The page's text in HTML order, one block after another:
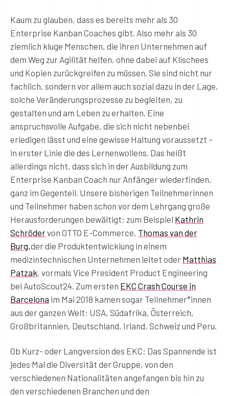
Kaum zu glauben, dass es bereits mehr als 30
Enterprise Kanban Coaches gibt. Also mehr als 30
ziemlich kluge Menschen, die ihren Unternehmen auf
dem Weg zur Agilität helfen, ohne dabei auf Klischees
und Kopien zurückgreifen zu müssen. Sie sind nicht nur
fachlich, sondern vor allem auch sozial dazu in der Lage,
solche Veränderungsprozesse zu begleiten, zu
gestalten und am Leben zu erhalten. Eine
anspruchsvolle Aufgabe, die sich nicht nebenbei
erledigen lässt und eine gewisse Haltung voraussetzt –
in erster Linie die des Lernenwollens. Das heißt
allerdings nicht, dass sich in der Ausbildung zum
Enterprise Kanban Coach nur Anfänger wiederfinden,
ganz im Gegenteil. Unsere bisherigen Teilnehmerinnen
und Teilnehmer haben schon vor dem Lehrgang große
Herausforderungen bewältigt: zum Beispiel Kathrin
Schrödervon OTTO E-Commerce, Thomas van der
Burg,der die Produktentwicklung in einem
medizintechnischen Unternehmen leitet oder Matthias
Patzak, vormals Vice President Product Engineering
bei AutoScout24. Zum ersten EKC Crash Course in
Barcelona im Mai 2018 kamen sogar Teilnehmer*innen
aus der ganzen Welt: USA, Südafrika, Österreich,
Großbritannien, Deutschland, Irland, Schweiz und Peru.
Ob Kurz- oder Langversion des EKC: Das Spannende ist
jedes Mal die Diversität der Gruppe, von den
verschiedenen Nationalitäten angefangen bis hin zu
den verschiedenen Branchen und den